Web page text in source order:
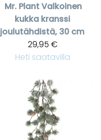
Mr. PlantValkoinen
kukka kranssi
joulutähdistä, 30 cm
29,95 €
Heti saatavilla